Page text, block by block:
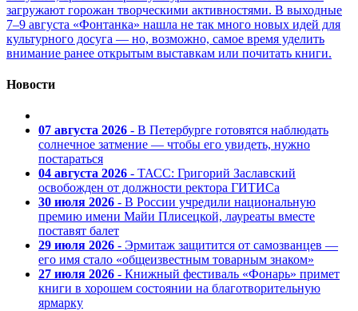
загружают горожан творческими активностями. В выходные
7–9 августа «Фонтанка» нашла не так много новых идей для
культурного досуга — но, возможно, самое время уделить
внимание ранее открытым выставкам или почитать книги.
Новости
07 августа 2026 - В Петербурге готовятся наблюдать
солнечное затмение — чтобы его увидеть, нужно
постараться
04 августа 2026 - ТАСС: Григорий Заславский
освобожден от должности ректора ГИТИСа
30 июля 2026 - В России учредили национальную
премию имени Майи Плисецкой, лауреаты вместе
поставят балет
29 июля 2026 - Эрмитаж защитится от самозванцев —
его имя стало «общеизвестным товарным знаком»
27 июля 2026 - Книжный фестиваль «Фонарь» примет
книги в хорошем состоянии на благотворительную
ярмарку